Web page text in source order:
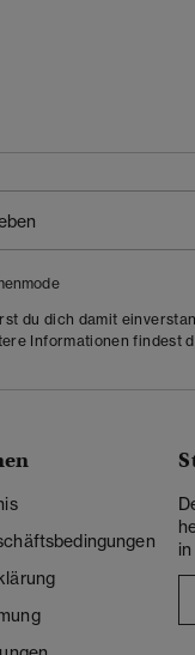
du dich damit
Informationen findest